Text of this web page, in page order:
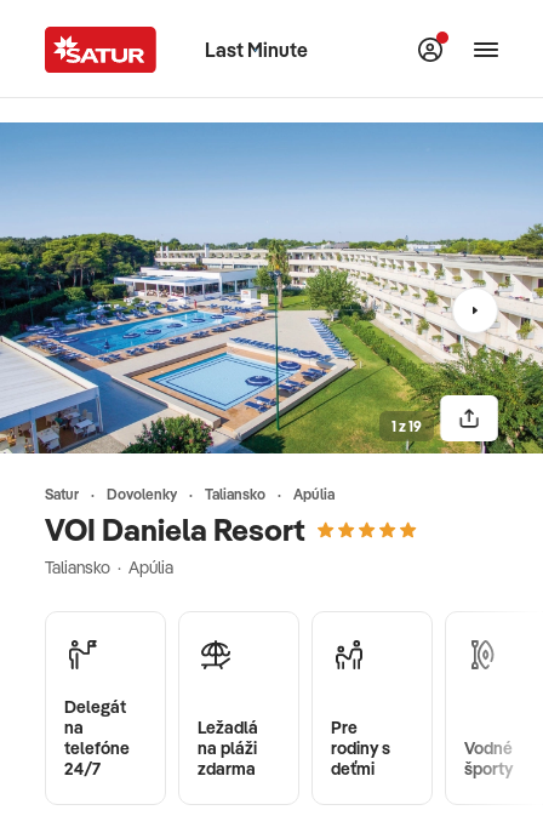
Last Minute
Satur Dovolenky Taliansko Apúlia
VOI Daniela Resort
Taliansko · Apúlia
1 z 19
Delegát
na
telefóne
24/7
Ležadlá
na pláži
zdarma
Pre
rodiny s
deťmi
Vodné
športy